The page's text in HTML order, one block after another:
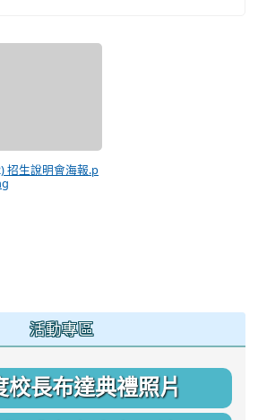
招生說明會海報.p
活動專區
校長布達典禮照片